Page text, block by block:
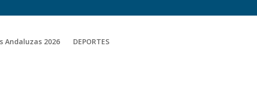
Andaluzas 2026 DEPORTES